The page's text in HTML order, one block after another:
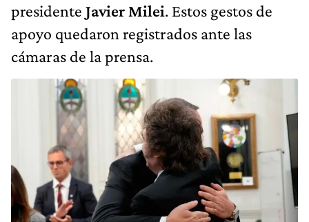
presidente Javier Milei. Estos gestos de
apoyo quedaron registrados ante las
cámaras de la prensa.